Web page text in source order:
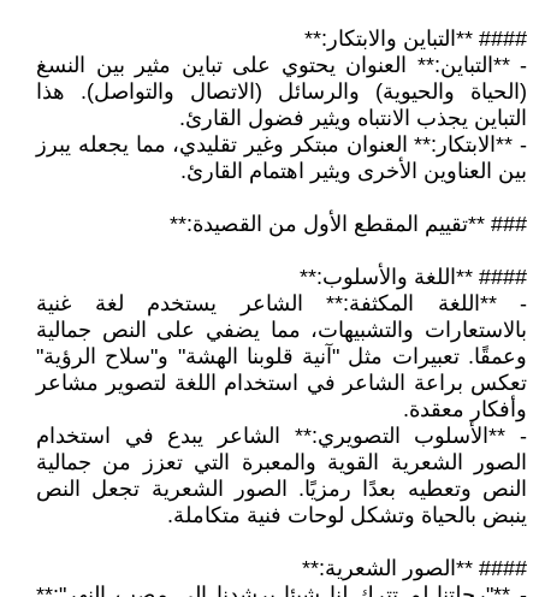
#### **التباين والابتكار:**
- **التباين:** العنوان يحتوي على تباين مثير بين النسغ
(الحياة والحيوية) والرسائل (الاتصال والتواصل). هذا
التباين يجذب الانتباه ويثير فضول القارئ.
- **الابتكار:** العنوان مبتكر وغير تقليدي، مما يجعله يبرز
بين العناوين الأخرى ويثير اهتمام القارئ.
### **تقييم المقطع الأول من القصيدة:**
#### **اللغة والأسلوب:**
- **اللغة المكثفة:** الشاعر يستخدم لغة غنية
بالاستعارات والتشبيهات، مما يضفي على النص جمالية
وعمقًا. تعبيرات مثل "آنية قلوبنا الهشة" و"سلاح الرؤية"
تعكس براعة الشاعر في استخدام اللغة لتصوير مشاعر
وأفكار معقدة.
- **الأسلوب التصويري:** الشاعر يبدع في استخدام
الصور الشعرية القوية والمعبرة التي تعزز من جمالية
النص وتعطيه بعدًا رمزيًا. الصور الشعرية تجعل النص
ينبض بالحياة وتشكل لوحات فنية متكاملة.
#### **الصور الشعرية:**